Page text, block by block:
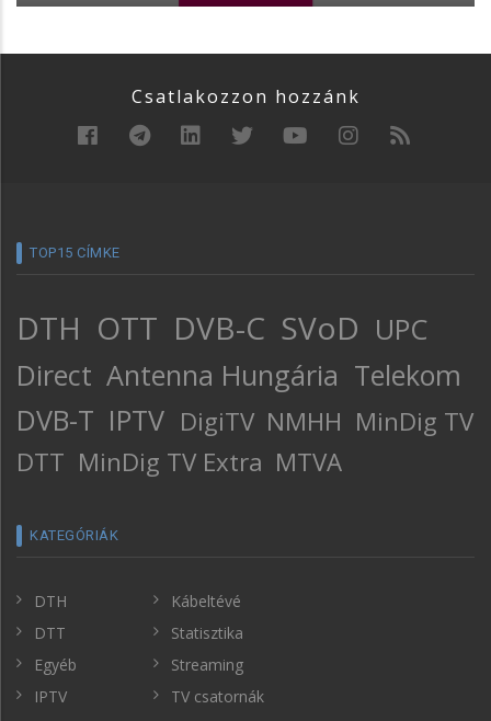
Csatlakozzon hozzánk
TOP15 CÍMKE
DTH OTT DVB-C SVoD UPC
Direct Antenna Hungária Telekom
DVB-T IPTV DigiTV NMHH MinDig TV
DTT MinDig TV Extra MTVA
KATEGÓRIÁK
DTH
DTT
Egyéb
IPTV
Kábeltévé
Statisztika
Streaming
TV csatornák